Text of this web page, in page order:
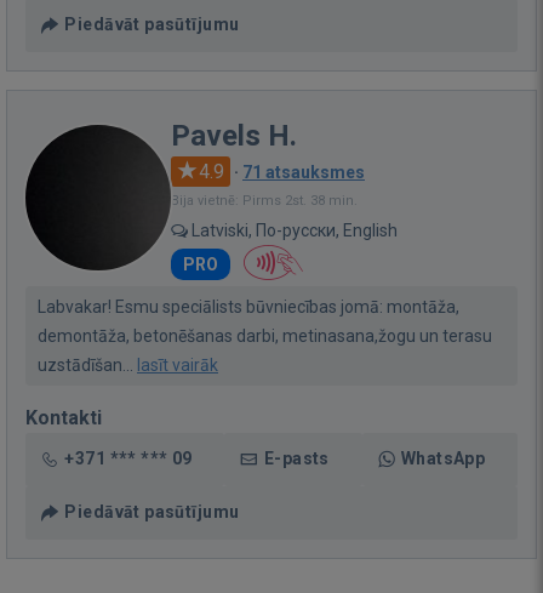
Piedāvāt pasūtījumu
Pavels H.
4.9 · 71 atsauksmes
Bija vietnē: Pirms 2st. 38 min.
Latviski, По-русски, English
PRO
Labvakar! Esmu speciālists būvniecības jomā: montāža,
demontāža, betonēšanas darbi, metinasana,žogu un terasu
uzstādīšan... lasīt vairāk
Kontakti
+371 *** *** 09 E-pasts WhatsApp
Piedāvāt pasūtījumu